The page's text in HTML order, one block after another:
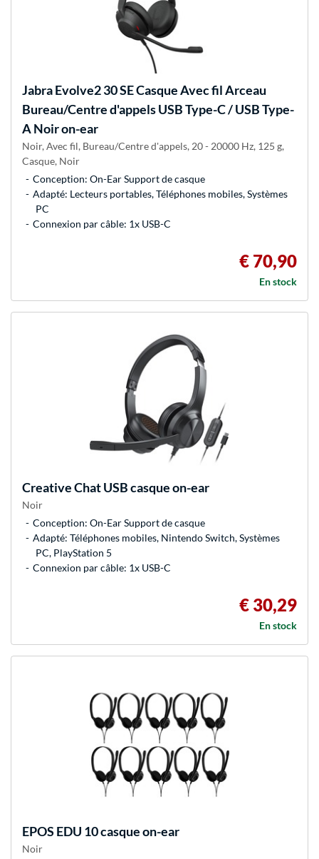
JabraEvolve2 30 SE Casque Avec fil Arceau
Bureau/Centre d'appels USB Type-C / USB Type-
A Noir on-ear
Noir, Avec fil, Bureau/Centre d'appels, 20 - 20000 Hz, 125 g,
Casque, Noir
Conception: On-Ear Support de casque
Adapté: Lecteurs portables, Téléphones mobiles, Systèmes
PC
Connexion par câble: 1x USB-C
€ 70,90
En stock
CreativeChat USB casque on-ear
Noir
Conception: On-Ear Support de casque
Adapté: Téléphones mobiles, Nintendo Switch, Systèmes
PC, PlayStation 5
Connexion par câble: 1x USB-C
€ 30,29
En stock
EPOS EDU 10 casque on-ear
Noir